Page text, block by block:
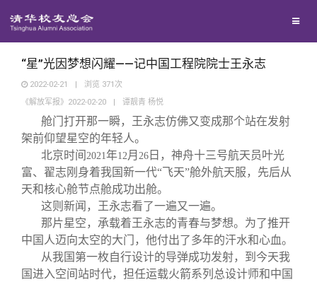
地区联络
年级联络
专业委员会
兴趣群体
西南联大校友会
回馈母校
捐赠项目
捐赠纪事
捐赠方法
义工计划
媒体平台
《清华校友通讯》
《水木清华》
我要订阅
新媒体平台
百年清华
清华人物
清华故事
青春风采
校友服务
终身学习
信息化服务
校友总会
总会简介
关闭
“星”光因梦想闪耀——记中国工程院院士王永志
2022-02-21 | 浏览 371 次
《解放军报》2022-02-20
| 谭靓青 杨悦
舱门打开那一瞬，王永志仿佛又变成那个站在发射
架前仰望星空的年轻人。
北京时间 2021年12月 26 日，神舟十三号航天员叶光
富、翟志刚身着我国新一代“飞天”舱外航天服，先后从
天和核心舱节点舱成功出舱。
这则新闻，王永志看了一遍又一遍。
那片星空，承载着王永志的青春与梦想。为了推开
中国人迈向太空的大门，他付出了多年的汗水和心血。
从我国第一枚自行设计的导弹成功发射，到今天我
国进入空间站时代，担任运载火箭系列总设计师和中国